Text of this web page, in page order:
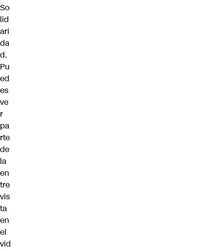
So
lid
ari
da
d.
Pu
ed
es
ve
r
pa
rte
de
la
en
tre
vis
ta
en
el
vid